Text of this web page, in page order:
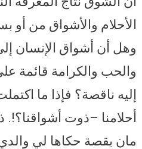
الأحلام والأشواق من
وهل أن أشواق الإنسان
والحب والكرامة قائمة
إليه ناقصة؟ فإذا ما
أحلامنا –ذوت
مان بقصة حكاها لي